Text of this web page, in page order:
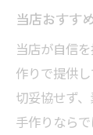
当店おすす
当店が自信
作りで提供
切妥協せず
手作りなら